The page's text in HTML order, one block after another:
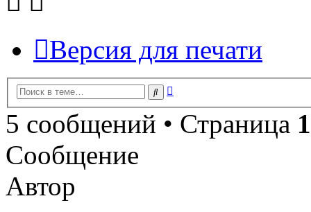
Версия для печати
Поиск
5 сообщений • Страница 1
Сообщение
Автор